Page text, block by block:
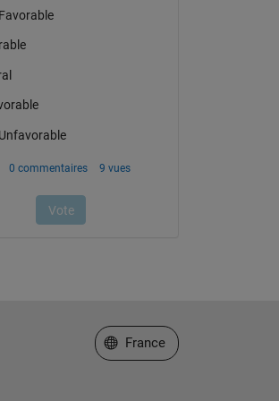
Sélectionner un site web
France